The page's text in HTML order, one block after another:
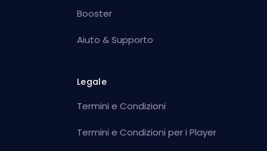
Booster
Aiuto & Supporto
Legale
Termini e Condizioni
Termini e Condizioni per i Player